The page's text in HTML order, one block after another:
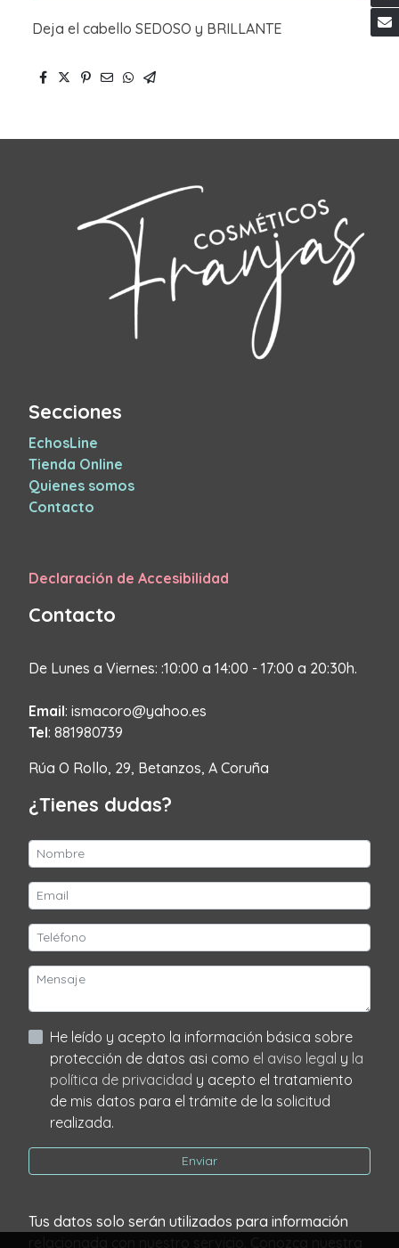
Deja el cabello SEDOSO y BRILLANTE
Secciones
EchosLine
Tienda Online
Quienes somos
Contacto
Declaración de Accesibilidad
Contacto
De Lunes a Viernes: :10:00 a 14:00 - 17:00 a 20:30h.
Email: ismacoro@yahoo.es
Tel: 881980739
Rúa O Rollo, 29, Betanzos, A Coruña
¿Tienes dudas?
He leído y acepto la información básica sobre
protección de datos asi como el aviso legal y la
política de privacidad y acepto el tratamiento
de mis datos para el trámite de la solicitud
realizada.
Enviar
Tus datos solo serán utilizados para información